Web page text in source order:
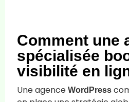
Comment une
spécialisée
visibilité en
Une agence WordPress